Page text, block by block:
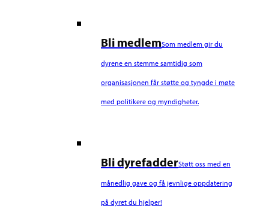
Bli medlemSom medlem gir du
dyrene en stemme samtidig som
organisasjonen får støtte og tyngde i møte
med politikere og myndigheter.
Bli dyrefadderStøtt oss med en
månedlig gave og få jevnlige oppdatering
på dyret du hjelper!